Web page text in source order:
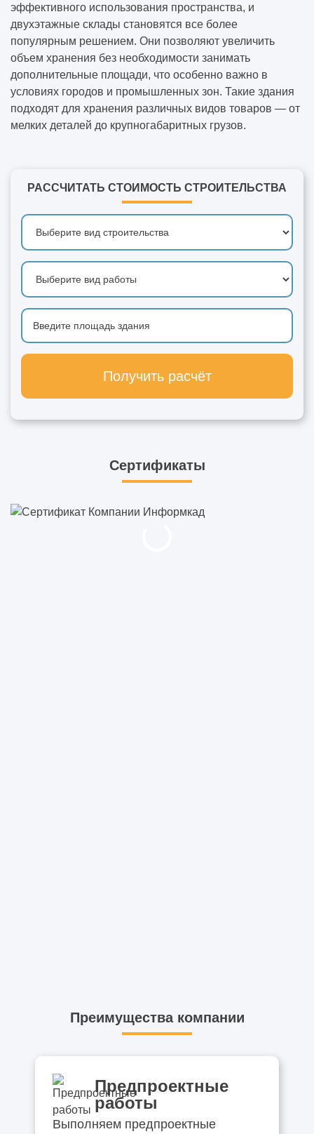
эффективного использования пространства, и
двухэтажные склады становятся все более
популярным решением. Они позволяют увеличить
объем хранения без необходимости занимать
дополнительные площади, что особенно важно в
условиях городов и промышленных зон. Такие здания
подходят для хранения различных видов товаров — от
мелких деталей до крупногабаритных грузов.
РАССЧИТАТЬ СТОИМОСТЬ СТРОИТЕЛЬСТВА
Получить расчёт
Сертификаты
Преимущества компании
Предпроектные
работы
Выполняем предпроектные